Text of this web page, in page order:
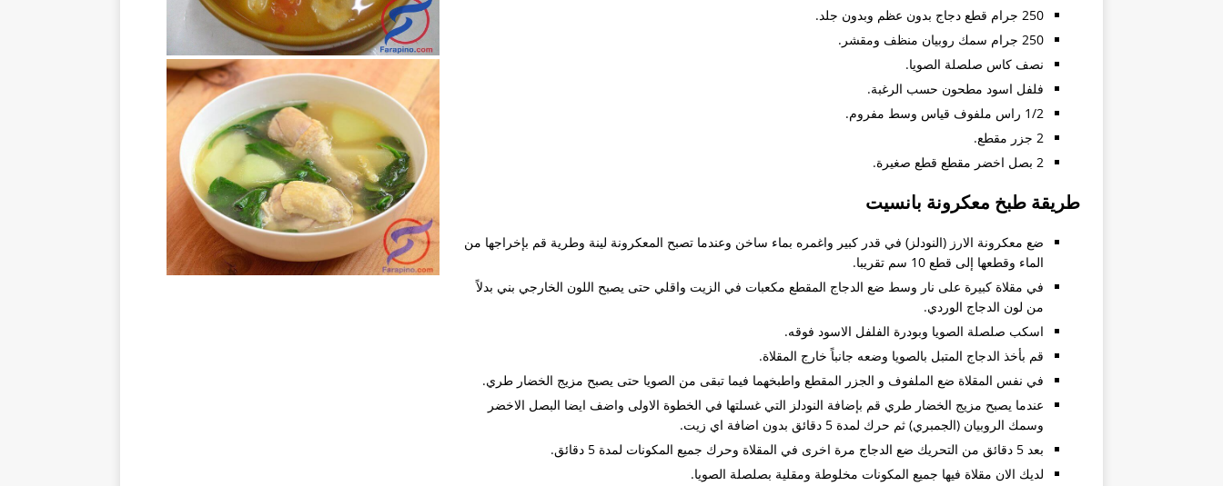
استشاره تاشيره من المانيا
دراسة القانون في الفلبين
تجديد باسبور
طلب مشوره ومساعدة
طريقة حصول الجزائري على تأشيرة الفلبين
بوراكاي
اريد عناوين الفنادق الاقتصادية في مانيلا
دراسة الطب في الفلبين
دراسة العلاج الطبيعي
زواج مغربية من سعودي
موقع فارابينو الفلبين ارجو المساعدة
ليش اغلب الامريكان والاوروبيين معهم فلبينيات
تأشيره الفلبين في عام 2018
تمديد تاشيرة
250 جرام قطع دجاج بدون عظم وبدون جلد.
250 جرام سمك روبيان منظف ومقشر.
نصف كاس صلصلة الصويا.
فلفل اسود مطحون حسب الرغبة.
1/2 راس ملفوف قياس وسط مفروم.
2 جزر مقطع.
2 بصل اخضر مقطع قطع صغيرة.
طريقة طبخ معكرونة بانسيت
ضع معكرونة الارز (النودلز) في قدر كبير واغمره بماء ساخن وعندما تصبح المعكرونة لينة وطرية قم بإخراجها من
الماء وقطعها إلى قطع 10 سم تقريبا.
في مقلاة كبيرة على نار وسط ضع الدجاج المقطع مكعبات في الزيت واقلي حتى يصبح اللون الخارجي بني بدلاً
من لون الدجاج الوردي.
اسكب صلصلة الصويا وبودرة الفلفل الاسود فوقه.
قم بأخذ الدجاج المتبل بالصويا وضعه جانباً خارج المقلاة.
في نفس المقلاة ضع الملفوف و الجزر المقطع واطبخهما فيما تبقى من الصويا حتى يصبح مزيج الخضار طري.
عندما يصبح مزيج الخضار طري قم بإضافة النودلز التي غسلتها في الخطوة الاولى واضف ايضا البصل الاخضر
وسمك الروبيان (الجمبري) ثم حرك لمدة 5 دقائق بدون اضافة اي زيت.
بعد 5 دقائق من التحريك ضع الدجاج مرة اخرى في المقلاة وحرك جميع المكونات لمدة 5 دقائق.
لديك الان مقلاة فيها جميع المكونات مخلوطة ومقلية بصلصلة الصويا.